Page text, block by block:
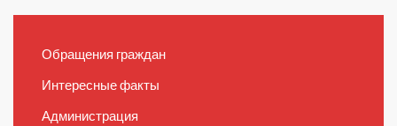
Обращения граждан
Интересные факты
Администрация